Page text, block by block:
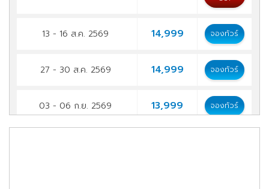
13 - 16 ส.ค. 2569 14,999 จองทัวร์
27 - 30 ส.ค. 2569 14,999 จองทัวร์
03 - 06 ก.ย. 2569 13,999 จองทัวร์